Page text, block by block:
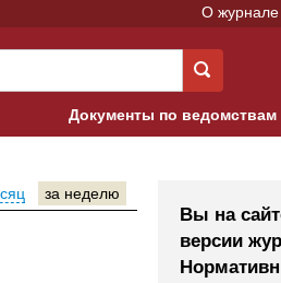
О журнале
Документы по ведомствам
Банк России
Верховный Суд
за неделю
Вы на
версии